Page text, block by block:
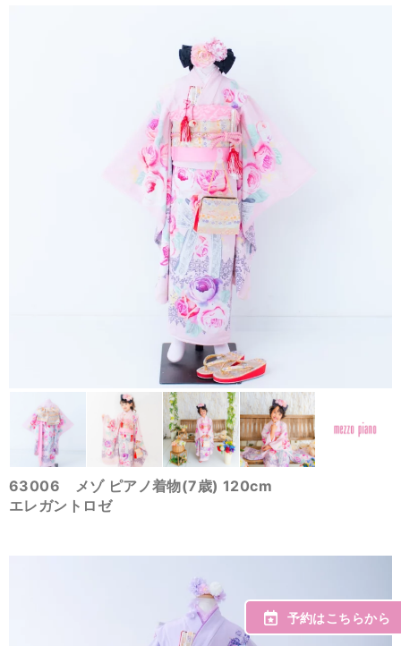
63006 メゾ ピアノ着物(7歳) 120cm
エレガントロゼ
予約はこちらから